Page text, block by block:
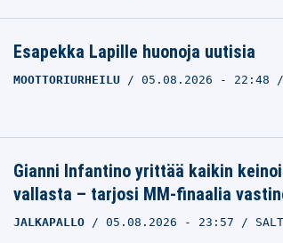
Esapekka Lapille huonoja uutisia
MOOTTORIURHEILU 05.08.2026 - 22:48
Gianni Infantino yrittää kaikin
vallasta – tarjosi MM-finaalia
JALKAPALLO 05.08.2026 - 23:57